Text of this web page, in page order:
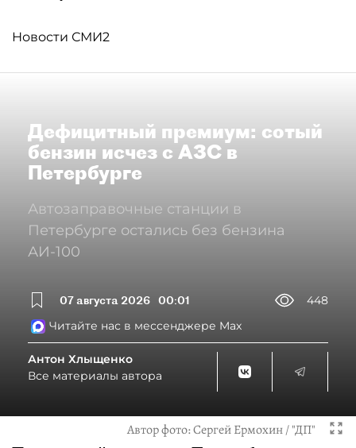
Новости СМИ2
Дефицитный премиум: сотый
бензин исчез с АЗС в
Петербурге
Автозаправочные станции в
Петербурге остались без бензина
АИ-100
07 августа 2026 00:01
448
Читайте нас в мессенджере Max
Антон Хлыщенко
Все материалы автора
Автор фото:Сергей Ермохин / "ДП"